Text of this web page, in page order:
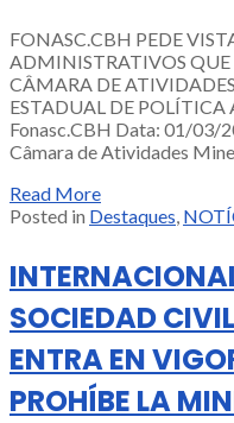
FONASC.CBH PEDE
ADMINISTRATIVOS
CÂMARA DE
ESTADUAL DE
Fonasc.CBH Data: 01/03/
Câmara de Atividades
Read More
Posted in Destaques,
SOCIEDAD
ENTRA EN
PROHÍBE LA